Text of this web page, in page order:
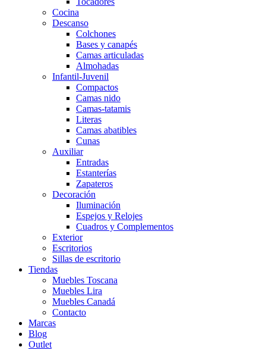
Cocina
Descanso
Colchones
Bases y canapés
Camas articuladas
Almohadas
Infantil-Juvenil
Compactos
Camas nido
Camas-tatamis
Literas
Camas abatibles
Cunas
Auxiliar
Entradas
Estanterías
Zapateros
Decoración
Iluminación
Espejos y Relojes
Cuadros y Complementos
Exterior
Escritorios
Sillas de escritorio
Tiendas
Muebles Toscana
Muebles Lira
Muebles Canadá
Contacto
Marcas
Blog
Outlet